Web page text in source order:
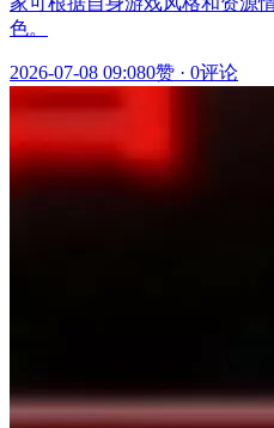
色。
2026-07-08 09:080赞 · 0评论